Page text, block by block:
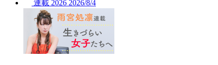
連載 2026 2026/8/4